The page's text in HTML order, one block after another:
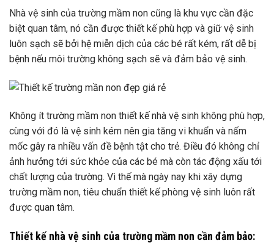
Nhà vệ sinh của trường mầm non cũng là khu vực cần đặc
biệt quan tâm, nó cần được thiết kế phù hợp và giữ vệ sinh
luôn sạch sẽ bởi hệ miễn dịch của các bé rất kém, rất dễ bị
bệnh nếu môi trường không sạch sẽ và đảm bảo vệ sinh.
Không ít trường mầm non thiết kế nhà vệ sinh không phù hợp,
cùng với đó là vệ sinh kém nên gia tăng vi khuẩn và nấm
mốc gây ra nhiều vấn đề bệnh tật cho trẻ. Điều đó không chỉ
ảnh hưởng tới sức khỏe của các bé mà còn tác động xấu tới
chất lượng của trường. Vì thế mà ngày nay khi xây dựng
trường mầm non, tiêu chuẩn thiết kế phòng vệ sinh luôn rất
được quan tâm.
Thiết kế nhà vệ sinh của trường mầm non cần đảm bảo: